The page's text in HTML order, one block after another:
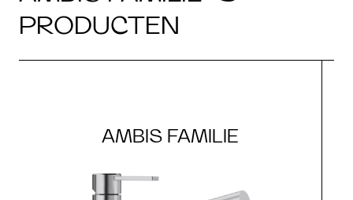
PRODUCTEN
AMBIS FAMILIE